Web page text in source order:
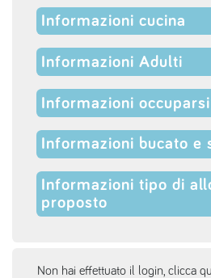
Informazioni tipo di
proposto
Informazioni bucato e
Informazioni
Informazioni Adulti
Informazioni cucina
Non hai effettuato il login, clicca